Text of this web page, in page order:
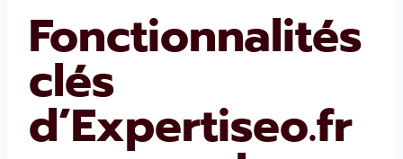
Fonctionnalités
clés
d’Expertiseo.fr